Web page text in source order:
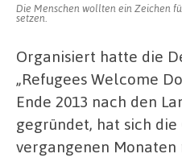
Die Menschen wollten ein Zeichen
setzen.
Organisiert hatte die
„Refugees Welcome
Ende 2013 nach den
gegründet, hat sich die
vergangenen